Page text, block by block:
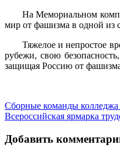
На Мемориальном
мир от фашизма в одной из
Тяжелое и непростое
рубежи, свою
защищая Россию от
Навигация
по
записям
Сборные команды колледжа
Всероссийская ярмарка
Добавить